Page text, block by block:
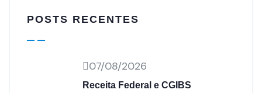
POSTS RECENTES
07/08/2026
Receita Federal e CGIBS